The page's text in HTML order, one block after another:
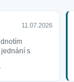
11.07.2026
jednání s